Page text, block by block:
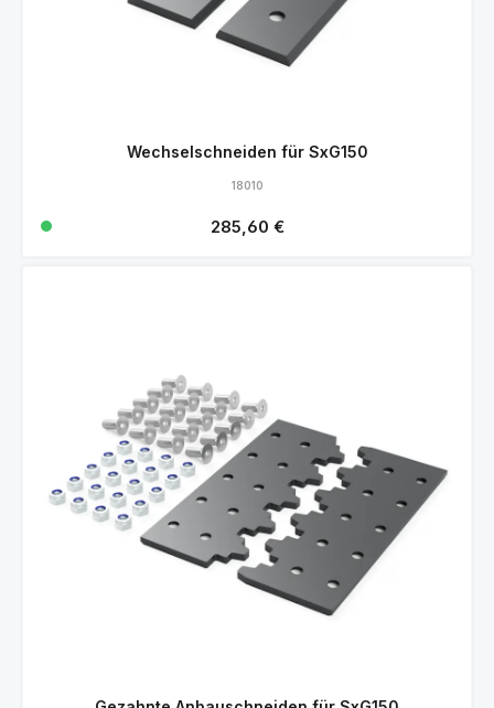
Wechselschneiden für SxG150
18010
Regulärer Preis:
285,60 €